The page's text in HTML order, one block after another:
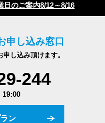
日のご案内8/12～8/16
申し込み窓口
し込み頂けます。
244
19:00
ン